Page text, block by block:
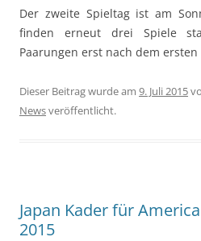
Der zweite Spieltag ist am
finden erneut drei Spiele
Paarungen erst nach dem
Dieser Beitrag wurde am 9. Juli 2015
Newsveröffentlicht.
Japan Kader für
2015